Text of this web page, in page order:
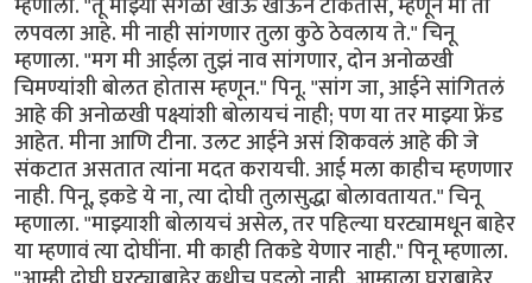
लपवला आहे. मी नाही सांगणार तुला कुठे ठेवलाय ते." चिनू
म्हणाला. "मग मी आईला तुझं नाव सांगणार, दोन अनोळखी
चिमण्यांशी बोलत होतास म्हणून." पिनू. "सांग जा, आईने सांगितलं
आहे की अनोळखी पक्ष्यांशी बोलायचं नाही; पण या तर माझ्या फ्रेंड
आहेत. मीना आणि टीना. उलट आईने असं शिकवलं आहे की जे
संकटात असतात त्यांना मदत करायची. आई मला काहीच म्हणणार
नाही. पिनू, इकडे ये ना, त्या दोघी तुलासुद्धा बोलावतायत." चिनू
म्हणाला. "माझ्याशी बोलायचं असेल, तर पहिल्या घरट्यामधून बाहेर
या म्हणावं त्या दोघींना. मी काही तिकडे येणार नाही." पिनू म्हणाला.